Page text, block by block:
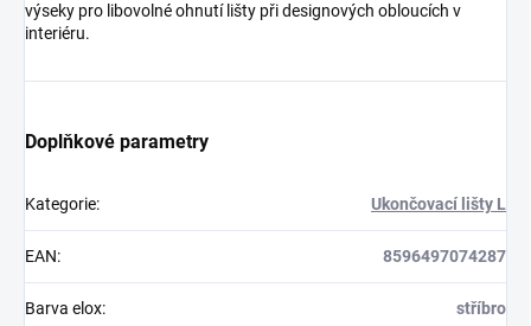
výseky pro libovolné ohnutí lišty při designových obloucích v
interiéru.
Doplňkové parametry
Kategorie: Ukončovací lišty L
EAN: 8596497074287
Barva elox: stříbro